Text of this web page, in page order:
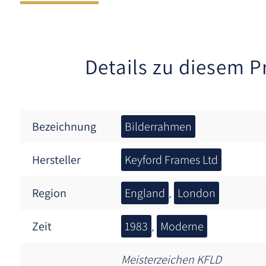
Details zu diesem
Bezeichnung Bilderrahmen
Hersteller Keyford Frames Ltd
Region England , London
Zeit 1983 , Moderne
Meisterzeichen KFLD